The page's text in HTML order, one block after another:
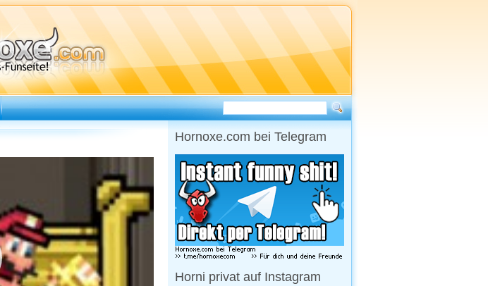
Hornoxe.com bei Telegram
Horni privat auf Instagram